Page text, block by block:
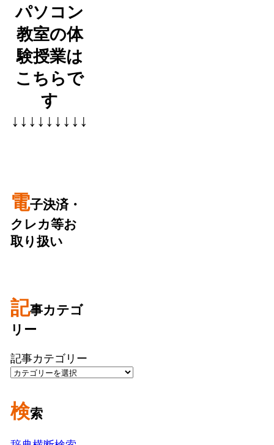
パソコン
教室の体
験授業は
こちらで
す
↓↓↓↓↓↓↓↓↓
電子決済・
クレカ等お
取り扱い
記事カテゴ
リー
記事カテゴリー
検索